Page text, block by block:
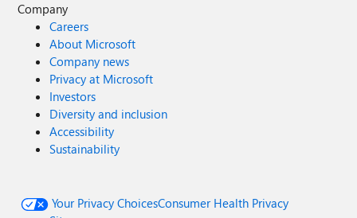
Company
Careers
About Microsoft
Company news
Privacy at Microsoft
Investors
Diversity and inclusion
Accessibility
Sustainability
Your Privacy ChoicesConsumer Health Privacy